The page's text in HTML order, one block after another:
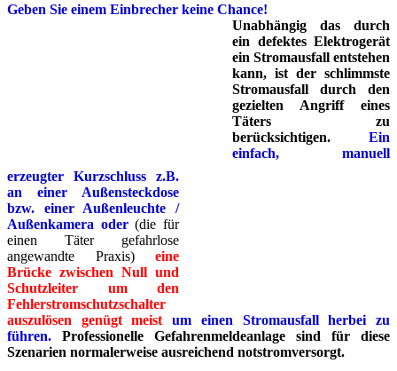
Geben Sie einem Einbrecher keine Chance!
Unabhängig das durch
ein defektes Elektrogerät
ein Stromausfall entstehen
kann, ist der schlimmste
Stromausfall durch den
gezielten Angriff eines
Täters zu
berücksichtigen. Ein
einfach, manuell
erzeugter Kurzschluss z.B.
an einer Außensteckdose
bzw. einer Außenleuchte /
Außenkamera oder(die für
einen Täter gefahrlose
angewandte Praxis) eine
Brücke zwischen Null und
Schutzleiter um den
Fehlerstromschutzschalter
auszulösen genügt meistum einen Stromausfall herbei zu
führen. Professionelle Gefahrenmeldeanlage sind für diese
Szenarien normalerweise ausreichend notstromversorgt.